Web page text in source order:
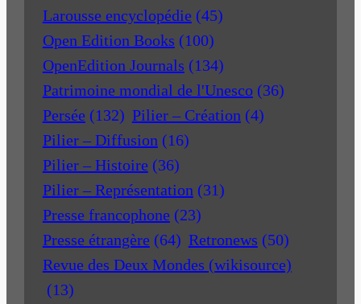
Larousse encyclopédie (45)
Open Edition Books (100)
OpenEdition Journals (134)
Patrimoine mondial de l'Unesco (36)
Persée (132) Pilier – Création (4)
Pilier – Diffusion (16)
Pilier – Histoire (36)
Pilier – Représentation (31)
Presse francophone (23)
Presse étrangère (64) Retronews (50)
Revue des Deux Mondes (wikisource)
(13)